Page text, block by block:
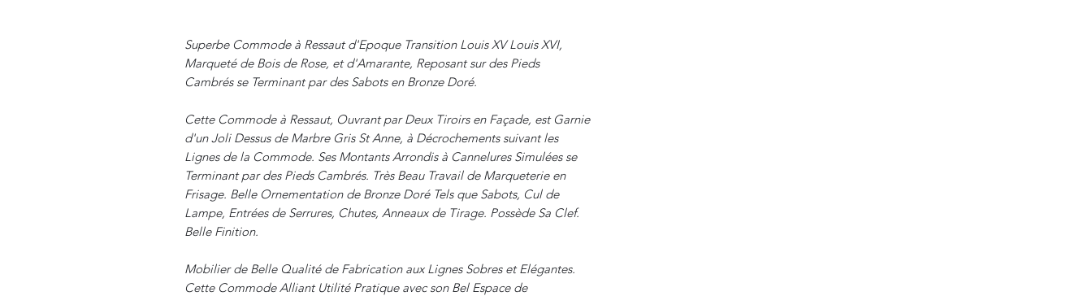
Superbe Commode à Ressaut d'Epoque Transition Louis XV Louis XVI,
Marqueté de Bois de Rose, et d'Amarante, Reposant sur des Pieds
Cambrés se Terminant par des Sabots en Bronze Doré.
Cette Commode à Ressaut, Ouvrant par Deux Tiroirs en Façade, est Garnie
d'un Joli Dessus de Marbre Gris St Anne, à Décrochements suivant les
Lignes de la Commode. Ses Montants Arrondis à Cannelures Simulées se
Terminant par des Pieds Cambrés. Très Beau Travail de Marqueterie en
Frisage. Belle Ornementation de Bronze Doré Tels que Sabots, Cul de
Lampe, Entrées de Serrures, Chutes, Anneaux de Tirage. Possède Sa Clef.
Belle Finition.
Mobilier de Belle Qualité de Fabrication aux Lignes Sobres et Elégantes.
Cette Commode Alliant Utilité Pratique avec son Bel Espace de